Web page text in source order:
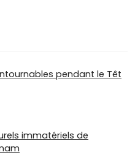
pendant le Têt
immatériels de